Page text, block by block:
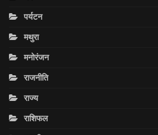
पर्यटन
मथुरा
मनोरंजन
राजनीति
राज्य
राशिफल